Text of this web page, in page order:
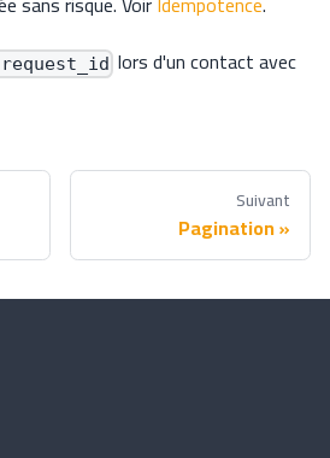
lors d'un contact avec
Suivant
Pagination